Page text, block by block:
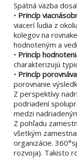
Spätná väzba
• Princíp
viacerí ľudia z
kolegov na
hodnoteným a
• Princíp
charakterizujú
• Princíp
porovnanie
Z perspektívy
podriadení
medzi
Z pohľadu
všetkým
organizácie.
rozvoja). Takisto